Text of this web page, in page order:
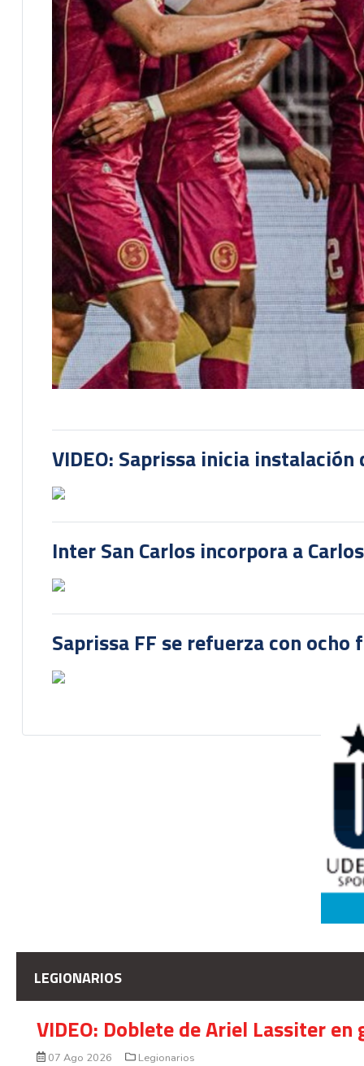
VIDEO: Saprissa inicia
Inter San Carlos incorpora a
Saprissa FF se refuerza con
LEGIONARIOS
VIDEO: Doblete de Ariel Lassiter
07 Ago 2026 Legionarios